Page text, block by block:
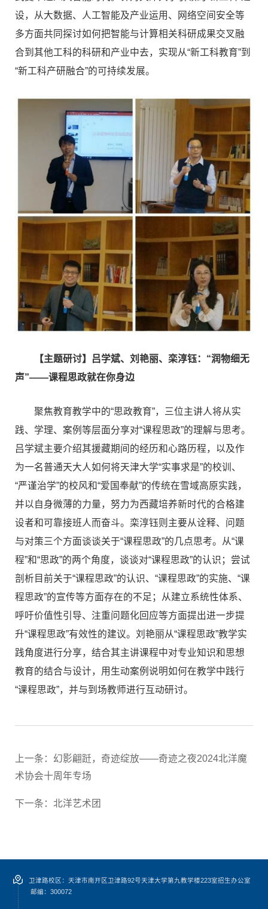
设，从大数据、人工智能及产业运用、网络空间安全等
多方面共同探讨如何把智能与计算相关科研成果交叉融
合到其他工科的科研和产业中去，实现从“新工科教育”到
“新工科产研融合”的可持续发展。
【主题研讨】吕学斌、刘艳丽、栾淳钰：“润物细无
声”——课程思政就在你身边
聚焦教育教学中的“思政教育”，三位主讲人将从实
践、学理、案例等层面分享对“课程思政”的理解与思考。
吕学斌主要介绍其援藏期间的经历和心路历程，以及作
为一名普通天大人如何将天津大学“实事求是”的校训、
“严谨治学”的校风和“爱国奉献”的传统在雪域高原实践，
并以自身微薄的力量，努力为西藏培养新时代的合格建
设者和可靠接班人而奋斗。栾淳钰则主要从诠释、问题
与对策三个方面谈谈关于“课程思政”的几点思考。从“课
程”和“思政”的两个角度，谈谈对“课程思政”的认识；尝试
剖析目前关于“课程思政”的认识、“课程思政”的实施、“课
程思政”的宣传等方面存在的不足；从建立系统性体系、
呼吁价值性引导、注重问题化回应等方面提出进一步提
升“课程思政”有效性的建议。刘艳丽从“课程思政”教学实
践角度进行分享，结合其主讲课程中对专业知识和思想
教育的结合与设计，用生动案例说明如何在教学中践行
“课程思政”，并与到场教师进行互动研讨。
上一条： 幻影翩跹，奇迹绽放——奇迹之夜2024北洋魔
术协会十周年专场
下一条： 北洋艺术团
卫津路校区：天津市南开区卫津路92号天津大学第九教学楼223室招生办公室
邮编：300072